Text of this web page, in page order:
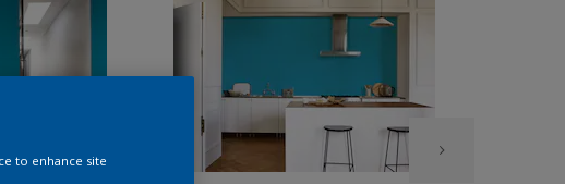
to enhance site